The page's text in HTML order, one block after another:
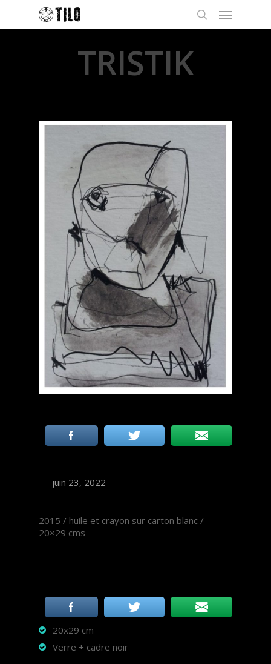
TRISTIK
juin 23, 2022
2015 / huile et crayon sur carton blanc /
20×29 cms
20x29 cm
Verre + cadre noir